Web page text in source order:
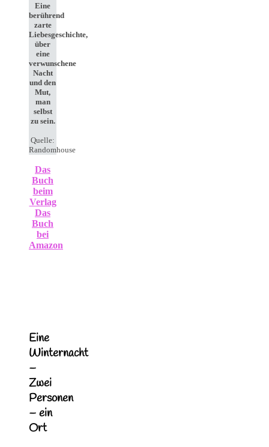
Eine
berührend
zarte
Liebesgeschichte,
über
eine
verwunschene
Nacht
und den
Mut,
man
selbst
zu sein.
Quelle:
Randomhouse
Das
Buch
beim
Verlag
Das
Buch
bei
Amazon
Eine
Winternacht
–
Zwei
Personen
– ein
Ort